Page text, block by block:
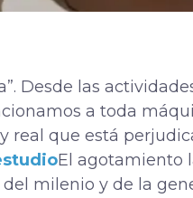
Desde las
a toda
real que está
El agotamiento
milenio y de la